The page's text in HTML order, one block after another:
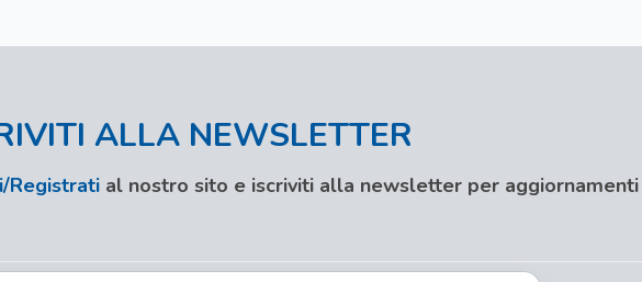
ALLA NEWSLETTER
Registratial nostro sito e iscriviti alla newsletter per aggiornamenti